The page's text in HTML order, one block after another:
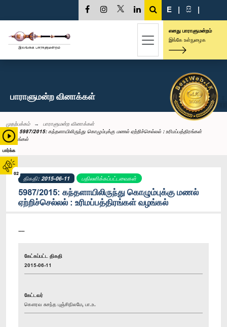
பார்க்க
02
E | සි |
எனது பாராளுமன்றம்
இங்கே உள்நுழைக
பாராளுமன்ற வினாக்கள்
முதற்பக்கம்
பாராளுமன்ற வினாக்கள்
5987/2015: கந்தளாயிலிருந்து கொழும்புக்கு மணல் ஏற்றிச்செல்லல் : உரிமப்பத்திரங்கள்
வழங்கல்
திகதி: 2015-06-11 பதிலளிக்கப்பட்டவைகள்
5987/2015: கந்தளாயிலிருந்து கொழும்புக்கு மணல்
ஏற்றிச்செல்லல் : உரிமப்பத்திரங்கள் வழங்கல்
----
கேட்கப்பட்ட திகதி
2015-06-11
கேட்டவர்
கௌரவ சுசந்த புஞ்சிநிலமே, பா.உ.